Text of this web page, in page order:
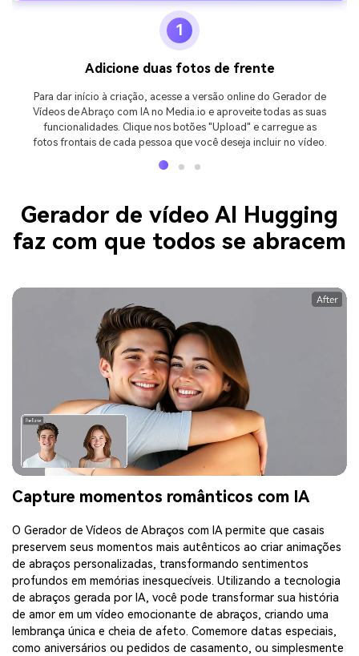
1
Adicione duas fotos de frente
Para dar início à criação, acesse a versão online do Gerador de
Vídeos de Abraço com IA no Media.io e aproveite todas as suas
funcionalidades. Clique nos botões "Upload" e carregue as
fotos frontais de cada pessoa que você deseja incluir no vídeo.
Gerador de vídeo AI Hugging
faz com que todos se abracem
Capture momentos românticos com IA
O Gerador de Vídeos de Abraços com IA permite que casais
preservem seus momentos mais autênticos ao criar animações
de abraços personalizadas, transformando sentimentos
profundos em memórias inesquecíveis. Utilizando a tecnologia
de abraços gerada por IA, você pode transformar sua história
de amor em um vídeo emocionante de abraços, criando uma
lembrança única e cheia de afeto. Comemore datas especiais,
como aniversários ou pedidos de casamento, ou simplesmente